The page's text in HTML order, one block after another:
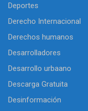
Deportes
Derecho Internacional
Derechos humanos
Desarrolladores
Desarrollo urbaano
Descarga Gratuita
Desinformación